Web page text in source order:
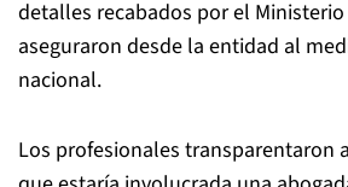
detalles recabados por el Ministerio
aseguraron desde la entidad al
nacional.
Los profesionales transparentaron